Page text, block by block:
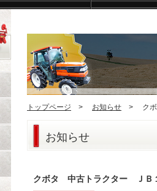
トップページ > お知らせ > ク
お知らせ
クボタ 中古トラクター ＪＢ